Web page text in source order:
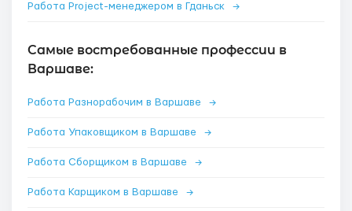
Работа Project-менеджером в Гданьск →
Самые востребованные профессии в
Варшаве:
Работа Разнорабочим в Варшаве →
Работа Упаковщиком в Варшаве →
Работа Сборщиком в Варшаве →
Работа Карщиком в Варшаве →